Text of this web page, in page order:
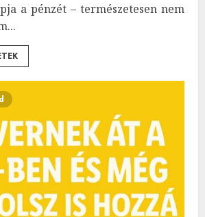
a pénzét – természetesen nem